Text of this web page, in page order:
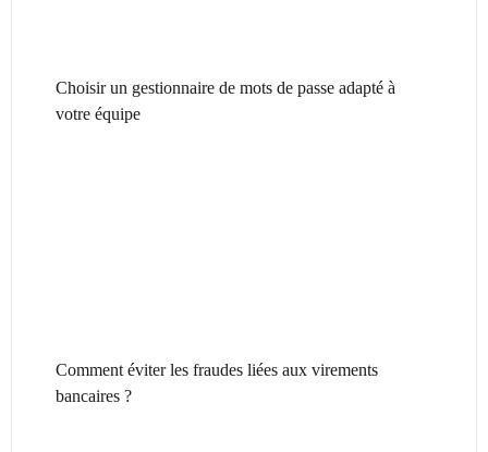
Choisir un gestionnaire de mots de passe adapté à
votre équipe
Comment éviter les fraudes liées aux virements
bancaires ?